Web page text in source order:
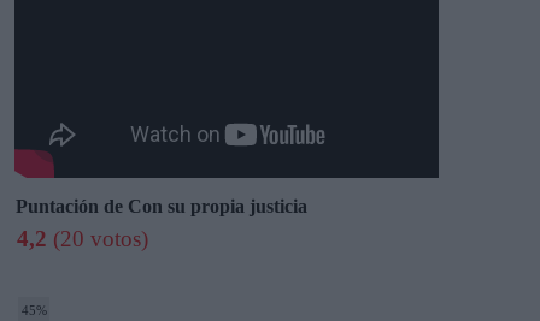
Puntación de Con su propia justicia
4,2 (20 votos)
45%